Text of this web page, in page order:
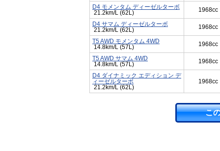
D4 モメンタム ディーゼルターボ
21.2km/L (62L)
1968cc
D4 サマム ディーゼルターボ
21.2km/L (62L)
1968cc
T5 AWD モメンタム 4WD
14.8km/L (57L)
1968cc
T5 AWD サマム 4WD
14.8km/L (57L)
1968cc
D4 ダイナミック エディション デ
ィーゼルターボ
21.2km/L (62L)
1968cc
こ